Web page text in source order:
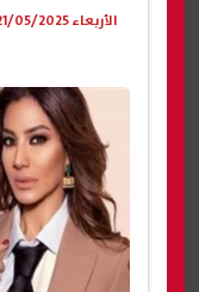
الأربعاء 21/05/2025 12:10 م